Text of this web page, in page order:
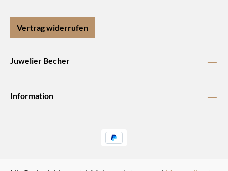
Vertrag widerrufen
Juwelier Becher
Information